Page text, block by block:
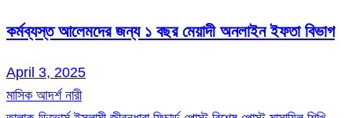
কর্মব্যস্ত আলেমদের জন্য ১ বছর মেয়াদী অনলাইন ইফতা বিভাগ
April 3, 2025
মাসিক আদর্শ নারী